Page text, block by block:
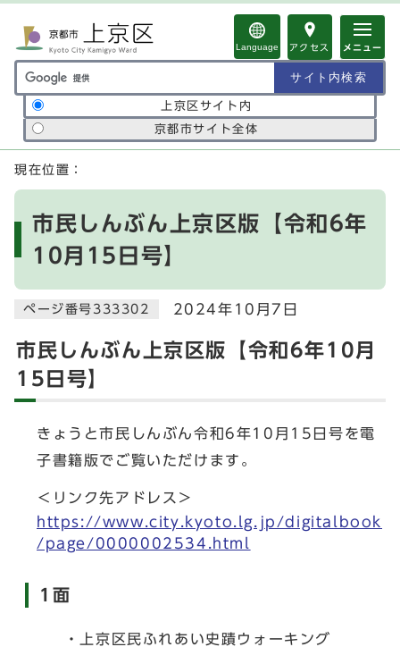
Language アクセス メニュー
サイト内検索の範囲
上京区サイト内
京都市サイト全体
ここから本文です
現在位置：
市民しんぶん上京区版【令和6年
10月15日号】
ページ番号333302 2024年10月7日
市民しんぶん上京区版【令和6年10月
15日号】
きょうと市民しんぶん令和6年10月15日号を電
子書籍版でご覧いただけます。
＜リンク先アドレス＞
https://www.city.kyoto.lg.jp/digitalbook
/page/0000002534.html
1面
・上京区民ふれあい史蹟ウォーキング